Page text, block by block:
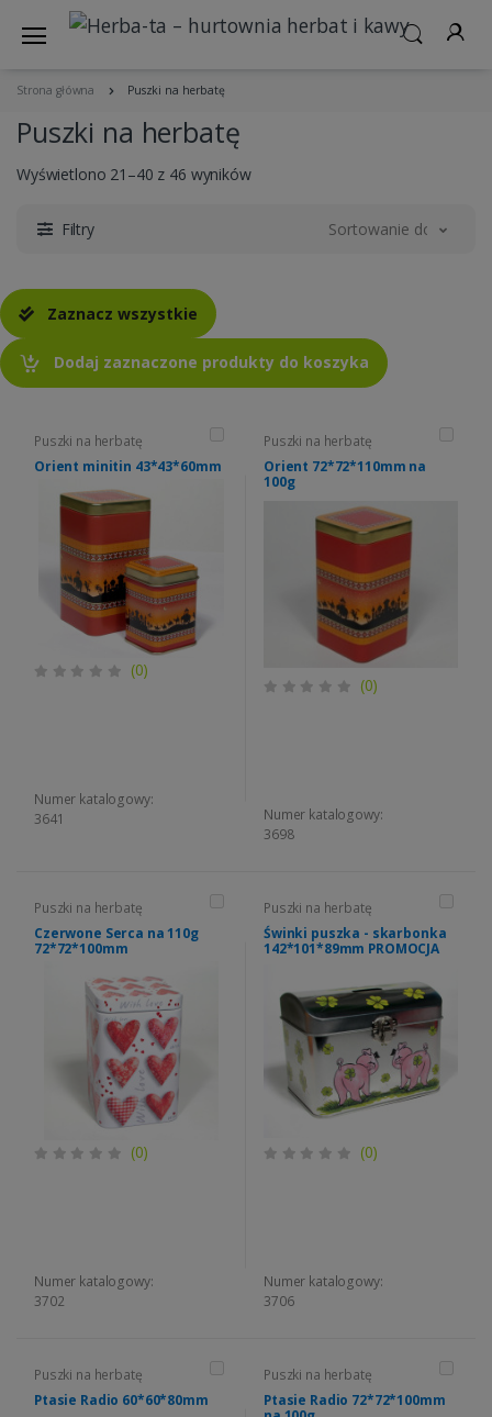
Strona główna Puszki na herbatę
Puszki na herbatę
Wyświetlono 21–40 z 46 wyników
Filtry Sortowanie domyślne
Zaznacz wszystkie
Dodaj zaznaczone produkty do koszyka
Puszki na herbatę
Orient minitin 43*43*60mm
(0)
Numer katalogowy:
3641
Puszki na herbatę
Orient 72*72*110mm na
100g
(0)
Numer katalogowy:
3698
Puszki na herbatę
Czerwone Serca na 110g
72*72*100mm
(0)
Numer katalogowy:
3702
Puszki na herbatę
Świnki puszka - skarbonka
142*101*89mm PROMOCJA
(0)
Numer katalogowy:
3706
Puszki na herbatę
Ptasie Radio 60*60*80mm
Puszki na herbatę
Ptasie Radio 72*72*100mm